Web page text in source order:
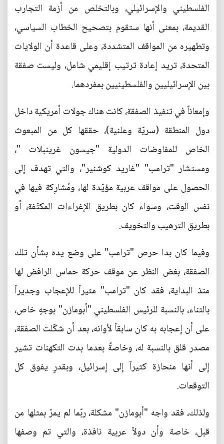
الفلسطيني والإسرائيلي، وبالتخلص من أزمة التجارب
القديمة، بمعنى أنها ستقوم بتصحيح الخطاب السياسي،
وتطهيره من المواقف المتشددة، وعلى قاعدة أن الولايات
المتحدة، تريد إعادة ترتيب إقليمي شامل، وليست صفقة
بين الإسرائيليين والفلسطينيين بمفردهما.
وإمعاناً في تنفيذ الصفقة، كانت هناك جولات أمريكية داخل
دول المنطقة (سريّة وعلنية)، حققها كل من المبعوث
الخاص للمفاوضات الدولية "جيسون غرينبلات "،
ومستشار "ترامب" "غاريد كوشنير"، والتي تهدف إلى
الحصول على مواقف عربية مؤيّدة لها، ومُشارِكة فيها في
نفس الوقت، وسواء كان بطريق الإغراءات المكثّفة، أو
بطريق الترهيب والتخويف.
وفيما كان بدا حرص "ترامب" على وضع يده بشأن تلك
الصفقة، بغض النظر عن موقف حركة حماس الرافض لها
منذ البداية، فقد كان "ترامب" مثيراً للإعجاب وجديراً
بالثناء، بالنسبة للرئيس الفلسطيني "أبومازن" بوجهٍ خاص،
على أن إعجابه به كان سابقاً لأوانه، بعد أن شكّلت الصفقة،
مصدر قلق بالنسبة له، وخاصةً بعدما بدت التكهنات تشير
إلى أنها منحازة كثيراً إلى إسرائيل، وبقدرٍ يفوق كل
التوقعات.
ولذلك، فقد واجه "أبومازن" مشكلة، ربّما لم يمرّ بمثلها من
قبل، خاصة وأن دولاً عربية نافذة، والتي تم وصفها